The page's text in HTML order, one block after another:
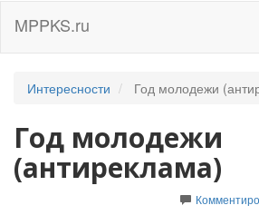
MPPKS.ru
Интересности Год молодежи
Год молодежи
(антиреклама)